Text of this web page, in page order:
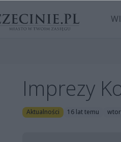
Imprezy
Aktualności 16 lat temu